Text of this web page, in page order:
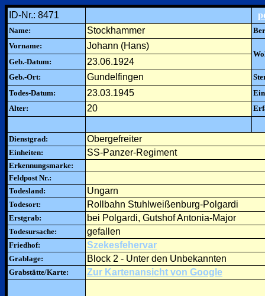
ID-Nr.: 8471
Name: Stockhammer
Vorname:
Johann (Hans)
Geb.-Datum:
23.06.1924
Geb.-Ort: Gundelfingen
Todes-Datum:
23.03.1945
Alter:
20
Dienstgrad: Obergefreiter
Einheiten: SS-Panzer-Regiment
Erkennungsmarke:
Feldpost Nr.:
Todesland:
Ungarn
Todesort: Rollbahn Stuhlweißenburg-Polgardi
Erstgrab: bei Polgardi, Gutshof Antonia-Major
Todesursache: gefallen
Friedhof: Szekesfehervar
Grablage: Block 2 - Unter den Unbekannten
Grabstätte/Karte: Zur Kartenansicht von Google